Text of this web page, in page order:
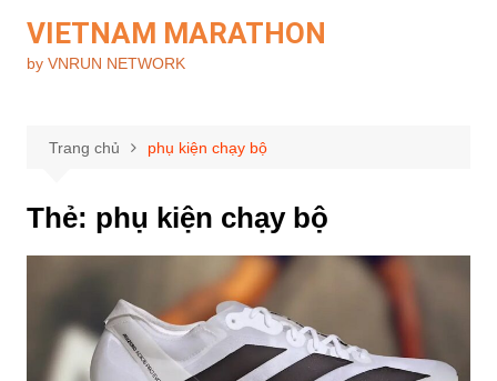
phần
VIETNAM MARATHON
by VNRUN NETWORK
Trang chủ phụ kiện chạy bộ
Thẻ: phụ kiện chạy bộ